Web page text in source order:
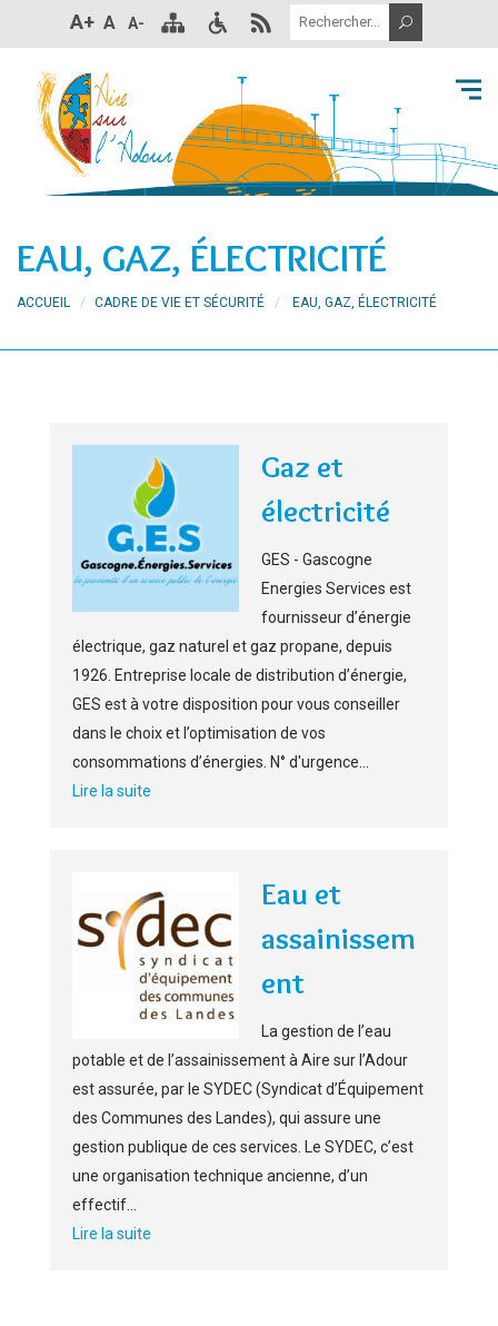
A+ A A-
EAU, GAZ, ÉLECTRICITÉ
ACCUEIL CADRE DE VIE ET SÉCURITÉ EAU, GAZ, ÉLECTRICITÉ
Gaz et
électricité
GES - Gascogne
Energies Services est
fournisseur d’énergie
électrique, gaz naturel et gaz propane, depuis
1926. Entreprise locale de distribution d’énergie,
GES est à votre disposition pour vous conseiller
dans le choix et l’optimisation de vos
consommations d’énergies. N° d'urgence...
Lire la suite
Eau et
assainissem
ent
La gestion de l’eau
potable et de l’assainissement à Aire sur l’Adour
est assurée, par le SYDEC (Syndicat d’Équipement
des Communes des Landes), qui assure une
gestion publique de ces services. Le SYDEC, c’est
une organisation technique ancienne, d’un
effectif...
Lire la suite